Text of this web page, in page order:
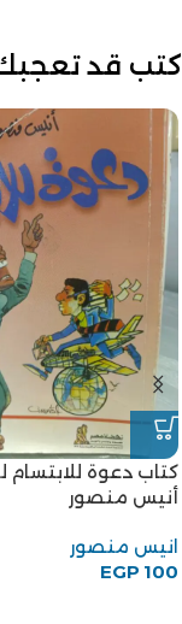
كتب قد
كتاب دعوة للابتسام
أنيس منصور
انيس منصور
EGP 100